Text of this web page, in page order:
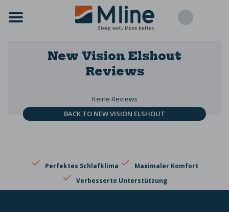
New Vision Elshout
Reviews
Keine Reviews
BACK TO NEW VISION ELSHOUT
Perfektes Schlafklima
Maximaler Komfort
Verbesserte Unterstützung